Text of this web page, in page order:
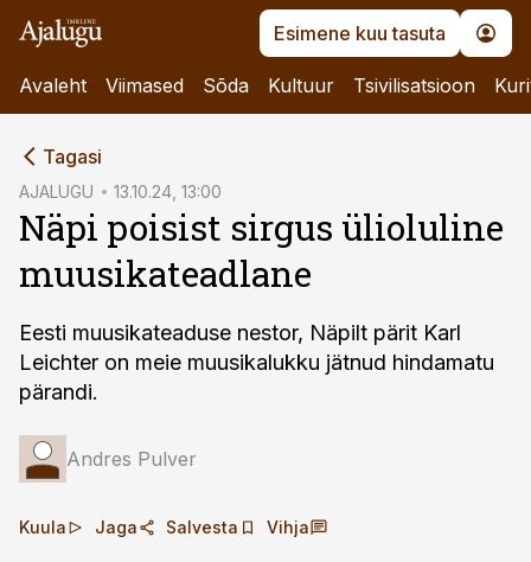
Esimene kuu tasuta
Avaleht Viimased Sõda Kultuur Tsivilisatsioon
Tagasi
AJALUGU 13.10.24, 13:00
Näpi poisist sirgus ülioluline
muusikateadlane
Eesti muusikateaduse nestor, Näpilt pärit Karl
Leichter on meie muusikalukku jätnud hindamatu
pärandi.
Andres Pulver
Kuula Jaga Salvesta Vihja